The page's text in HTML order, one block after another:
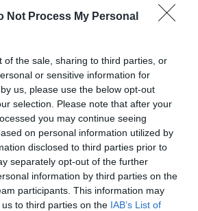
Not Process My Personal
of the sale, sharing to third parties, or
or sensitive information for
us, please use the below opt-out
selection. Please note that after your
you may continue seeing
on personal information utilized by
disclosed to third parties prior to
separately opt-out of the further
information by third parties on the
participants. This information may
to third parties on the IAB’s List of
Tudor és Vucko munkáját. A keretet
márciusban tért vissza a klubhoz és
a kieséstől.
és a Roma elleni 4:0-ás vereség után
a vezetőségnek.
hadilábon állt, 5 találatot szereztek
ami a legkevesebb a Serie A-ban.
Gattuso a favorit a posztra.